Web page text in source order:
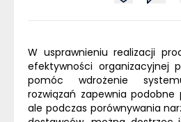
W usprawnieniu realizacji
efektywności organizacyjnej
pomóc wdrożenie
rozwiązań zapewnia
ale podczas porównywania